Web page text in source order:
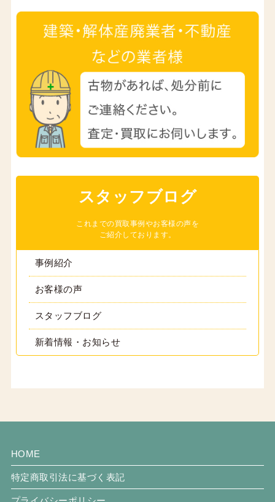
スタッフブログ
これまでの買取事例やお客様の声を
ご紹介しております。
事例紹介
お客様の声
スタッフブログ
新着情報・お知らせ
HOME
特定商取引法に基づく表記